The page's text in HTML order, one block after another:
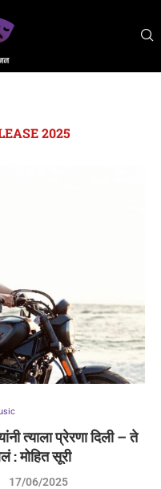
2025
त्याला प्रेरणा दिली – ते
: मोहित सूरी
17/06/2025